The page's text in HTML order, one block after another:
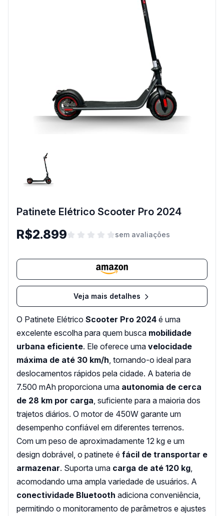
Patinete Elétrico Scooter Pro 2024
R$2.899 sem avaliações
Veja mais detalhes
O Patinete Elétrico Scooter Pro 2024 é uma
excelente escolha para quem busca mobilidade
urbana eficiente. Ele oferece uma velocidade
máxima de até 30 km/h , tornando-o ideal para
deslocamentos rápidos pela cidade. A bateria de
7.500 mAh proporciona uma autonomia de cerca
de 28 km por carga , suficiente para a maioria dos
trajetos diários. O motor de 450W garante um
desempenho confiável em diferentes terrenos.
Com um peso de aproximadamente 12 kg e um
design dobrável, o patinete é fácil de transportar e
armazenar. Suporta uma carga de até 120 kg
acomodando uma ampla variedade de usuários. A
conectividade Bluetooth adiciona conveniência,
permitindo o monitoramento de parâmetros e ajustes